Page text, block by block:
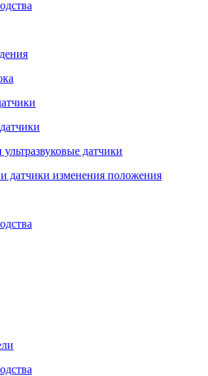
датчики
датчики изменения положения